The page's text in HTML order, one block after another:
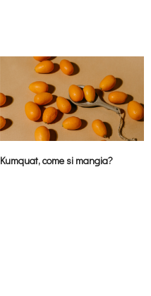
Kumquat, come si mangia?